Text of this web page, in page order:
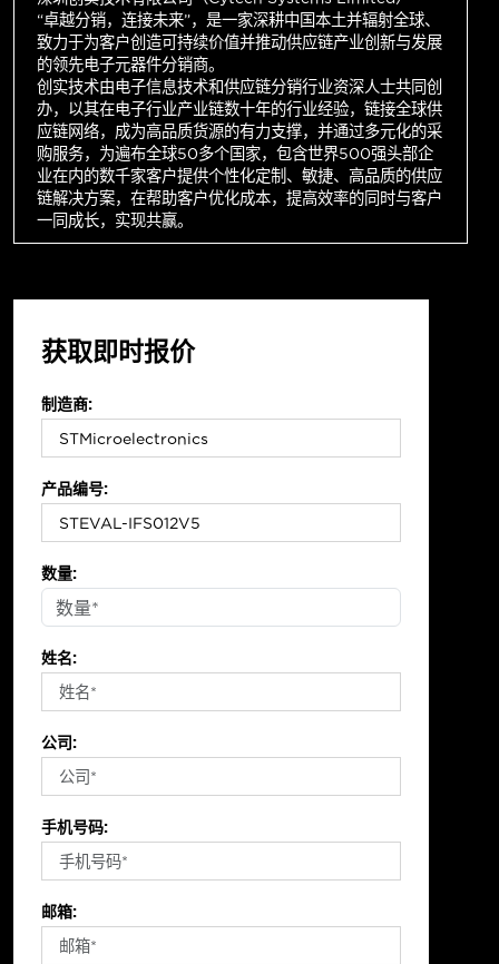
“卓越分销，连接未来”，是一家深耕中国本土并辐射全球、
致力于为客户创造可持续价值并推动供应链产业创新与发展
的领先电子元器件分销商。
创实技术由电子信息技术和供应链分销行业资深人士共同创
办，以其在电子行业产业链数十年的行业经验，链接全球供
应链网络，成为高品质货源的有力支撑，并通过多元化的采
购服务，为遍布全球50多个国家，包含世界500强头部企
业在内的数千家客户提供个性化定制、敏捷、高品质的供应
链解决方案，在帮助客户优化成本，提高效率的同时与客户
一同成长，实现共赢。
获取即时报价
制造商:
产品编号:
数量:
姓名:
公司:
手机号码:
邮箱: